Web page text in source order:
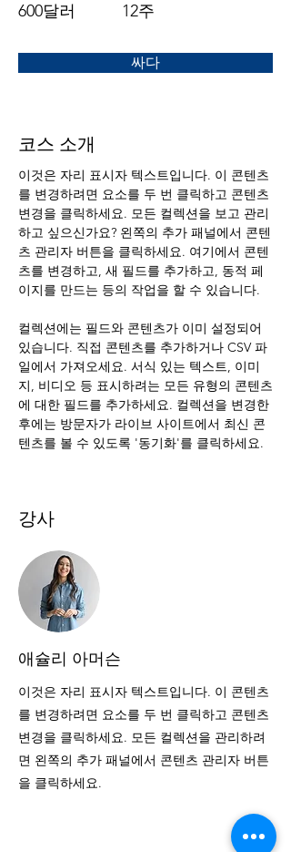
600달러 12주
싸다
코스 소개
이것은 자리 표시자 텍스트입니다. 이 콘텐츠
를 변경하려면 요소를 두 번 클릭하고 콘텐츠
변경을 클릭하세요. 모든 컬렉션을 보고 관리
하고 싶으신가요? 왼쪽의 추가 패널에서 콘텐
츠 관리자 버튼을 클릭하세요. 여기에서 콘텐
츠를 변경하고, 새 필드를 추가하고, 동적 페
이지를 만드는 등의 작업을 할 수 있습니다.
컬렉션에는 필드와 콘텐츠가 이미 설정되어
있습니다. 직접 콘텐츠를 추가하거나 CSV 파
일에서 가져오세요. 서식 있는 텍스트, 이미
지, 비디오 등 표시하려는 모든 유형의 콘텐츠
에 대한 필드를 추가하세요. 컬렉션을 변경한
후에는 방문자가 라이브 사이트에서 최신 콘
텐츠를 볼 수 있도록 '동기화'를 클릭하세요.
강사
애슐리 아머슨
이것은 자리 표시자 텍스트입니다. 이 콘텐츠
를 변경하려면 요소를 두 번 클릭하고 콘텐츠
변경을 클릭하세요. 모든 컬렉션을 관리하려
면 왼쪽의 추가 패널에서 콘텐츠 관리자 버튼
을 클릭하세요.